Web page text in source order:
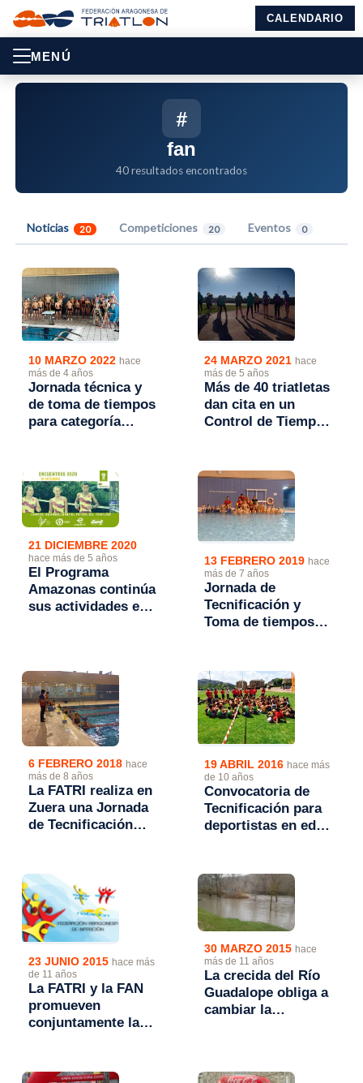
CALENDARIO
MENÚ
#
fan
40 resultados encontrados
Noticias 20 Competiciones 20 Eventos 0
10 MARZO 2022 hace
más de 4 años
Jornada técnica y
de toma de tiempos
para categoría
24 MARZO 2021 hace
más de 5 años
Más de 40 triatletas
dan cita en un
Control de Tiempos
21 DICIEMBRE 2020
hace más de 5 años
El Programa
Amazonas continúa
sus actividades en
y Cadete
13 FEBRERO 2019 hace
más de 7 años
Jornada de
Tecnificación y
Toma de tiempos
6 FEBRERO 2018 hace
más de 8 años
La FATRI realiza en
Zuera una Jornada
de Tecnificación
19 ABRIL 2016 hace más
de 10 años
Convocatoria de
Tecnificación para
deportistas en edad
23 JUNIO 2015 hace más
de 11 años
La FATRI y la FAN
promueven
conjuntamente la
aguas abiertas
30 MARZO 2015 hace
más de 11 años
La crecida del Río
Guadalope obliga a
cambiar la